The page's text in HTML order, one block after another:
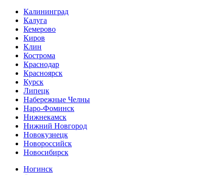
Калининград
Калуга
Кемерово
Киров
Клин
Кострома
Краснодар
Красноярск
Курск
Липецк
Набережные Челны
Наро-Фоминск
Нижнекамск
Нижний Новгород
Новокузнецк
Новороссийск
Новосибирск
Ногинск